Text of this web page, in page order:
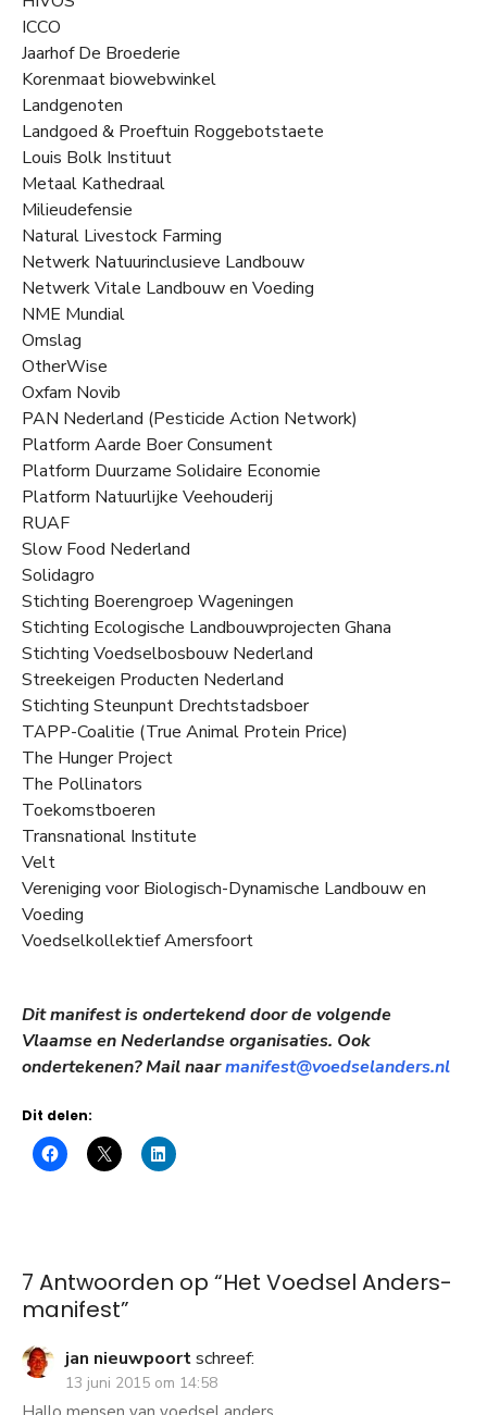
ICCO
Jaarhof De Broederie
Korenmaat biowebwinkel
Landgenoten
Landgoed & Proeftuin Roggebotstaete
Louis Bolk Instituut
Metaal Kathedraal
Milieudefensie
Natural Livestock Farming
Netwerk Natuurinclusieve Landbouw
Netwerk Vitale Landbouw en Voeding
NME Mundial
Omslag
OtherWise
Oxfam Novib
PAN Nederland (Pesticide Action Network)
Platform Aarde Boer Consument
Platform Duurzame Solidaire Economie
Platform Natuurlijke Veehouderij
RUAF
Slow Food Nederland
Solidagro
Stichting Boerengroep Wageningen
Stichting Ecologische Landbouwprojecten Ghana
Stichting Voedselbosbouw Nederland
Streekeigen Producten Nederland
Stichting Steunpunt Drechtstadsboer
TAPP-Coalitie (True Animal Protein Price)
The Hunger Project
The Pollinators
Toekomstboeren
Transnational Institute
Velt
Vereniging voor Biologisch-Dynamische Landbouw en
Voeding
Voedselkollektief Amersfoort
Dit manifest is ondertekend door de volgende
Vlaamse en Nederlandse organisaties. Ook
ondertekenen? Mail naarmanifest@voedselanders.nl
Dit delen:
7 Antwoorden op “Het Voedsel Anders-
manifest”
jan nieuwpoortschreef:
13 juni 2015 om 14:58